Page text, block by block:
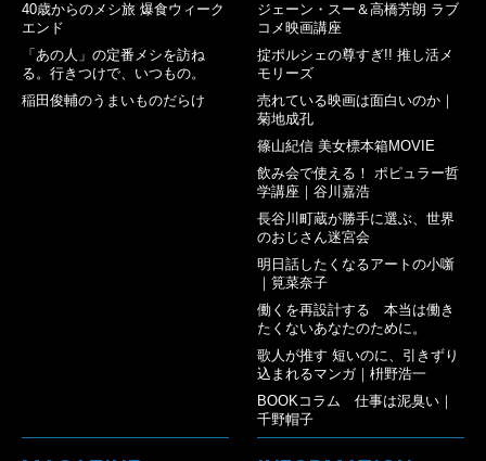
40歳からのメシ旅 爆食ウィーク
エンド
「あの人」の定番メシを訪ね
る。行きつけで、いつもの。
稲田俊輔のうまいものだらけ
ジェーン・スー＆高橋芳朗 ラブ
コメ映画講座
掟ポルシェの尊すぎ!! 推し活メ
モリーズ
売れている映画は面白いのか｜
菊地成孔
篠山紀信 美女標本箱MOVIE
飲み会で使える！ ポピュラー哲
学講座｜谷川嘉浩
長谷川町蔵が勝手に選ぶ、世界
のおじさん迷宮会
明日話したくなるアートの小噺
｜筧菜奈子
働くを再設計する 本当は働き
たくないあなたのために。
歌人が推す 短いのに、引きずり
込まれるマンガ｜枡野浩一
BOOKコラム 仕事は泥臭い｜
千野帽子